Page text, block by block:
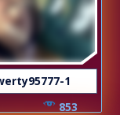
1
853